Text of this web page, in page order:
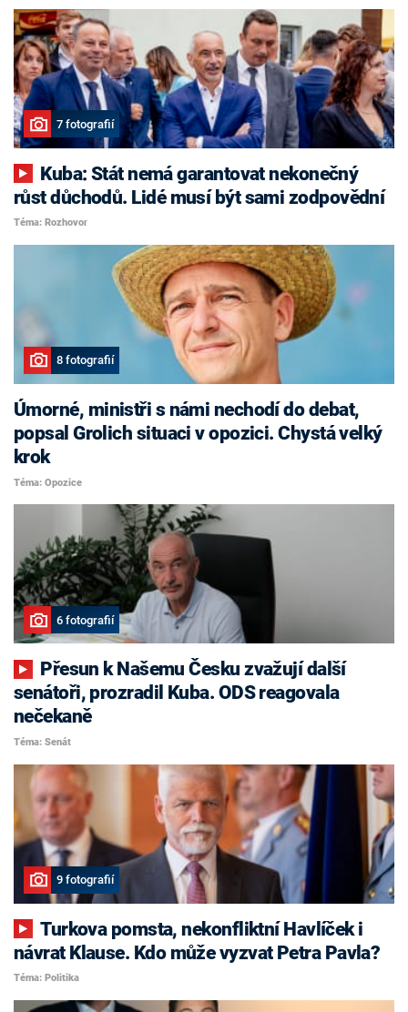
7 fotografií
růst důchodů. Lidé musí být sami zodpovědní
Téma: Rozhovor
8 fotografií
Úmorné, ministři s námi nechodí do debat,
popsal Grolich situaci v opozici. Chystá velký
krok
Téma: Opozice
6 fotografií
senátoři, prozradil Kuba. ODS reagovala
nečekaně
Téma: Senát
9 fotografií
Turkova pomsta, nekonfliktní Havlíček i
návrat Klause. Kdo může vyzvat Petra Pavla?
Téma: Politika